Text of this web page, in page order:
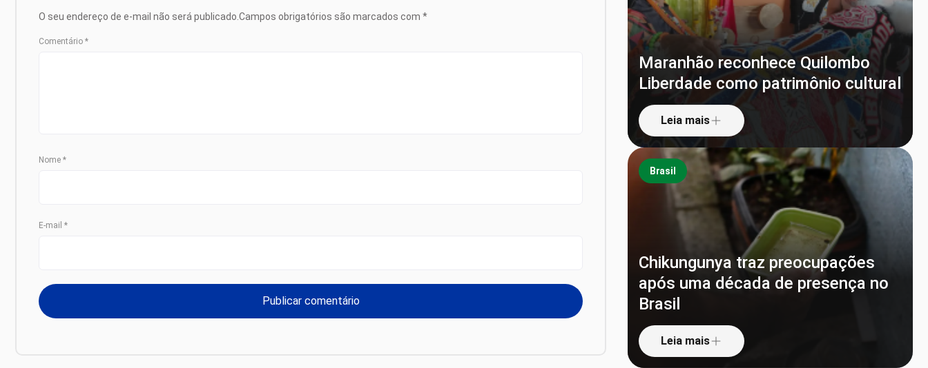
O seu endereço de e-mail não será publicado.Campos obrigatórios são marcados com *
Comentário *
Nome *
E-mail *
Maranhão reconhece Quilombo
Liberdade como patrimônio cultural
Leia mais
Brasil
Chikungunya traz preocupações
após uma década de presença no
Brasil
Leia mais